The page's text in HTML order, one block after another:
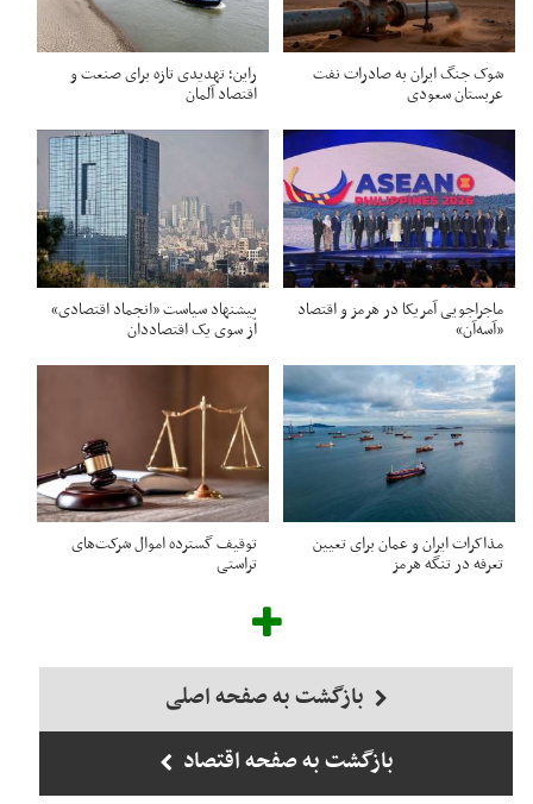
شوک جنگ ایران به صادرات نفت
عربستان سعودی
راین؛ تهدیدی تازه برای صنعت و
اقتصاد آلمان
ماجراجویی آمریکا در هرمز و اقتصاد
«آسه‌آن»
پیشنهاد سیاست «انجماد اقتصادی»
از سوی یک اقتصاددان
مذاکرات ایران و عمان برای تعیین
تعرفه در تنگه هرمز
توقیف گسترده اموال شرکت‌های
تراستی
بازگشت به صفحه اصلی
بازگشت به صفحه اقتصاد